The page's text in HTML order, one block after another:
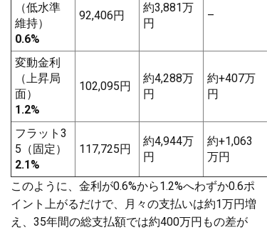
（低水準
維持）
0.6%
92,406円
約3,881万
円
–
変動金利
（上昇局
面）
1.2%
102,095円
約4,288万
円
約+407万
円
フラット3
5（固定）
2.1%
117,725円
約4,944万
円
約+1,063
万円
このように、金利が0.6%から1.2%へわずか0.6ポ
イント上がるだけで、月々の支払いは約1万円増
え、35年間の総支払額では約400万円もの差が